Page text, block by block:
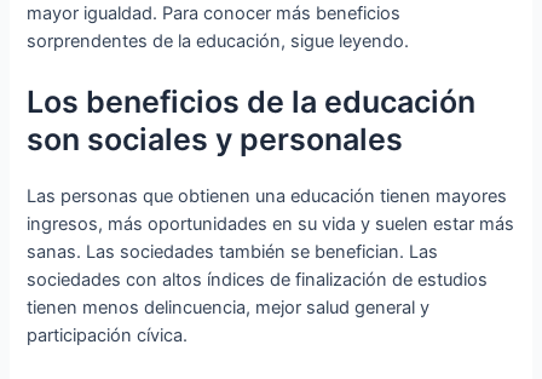
mayor igualdad. Para conocer más beneficios
sorprendentes de la educación, sigue leyendo.
Los beneficios de la educación
son sociales y personales
Las personas que obtienen una educación tienen mayores
ingresos, más oportunidades en su vida y suelen estar más
sanas. Las sociedades también se benefician. Las
sociedades con altos índices de finalización de estudios
tienen menos delincuencia, mejor salud general y
participación cívica.